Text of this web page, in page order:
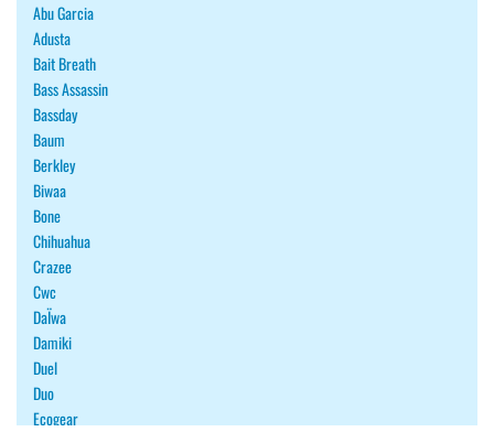
Abu Garcia
Adusta
Bait Breath
Bass Assassin
Bassday
Baum
Berkley
Biwaa
Bone
Chihuahua
Crazee
Cwc
DaÏwa
Damiki
Duel
Duo
Ecogear